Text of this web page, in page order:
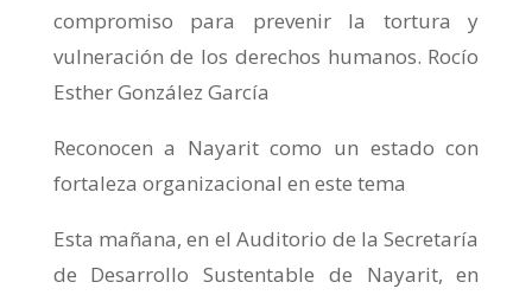
compromiso para prevenir la tortura y
vulneración de los derechos humanos. Rocío
Esther González García
Reconocen a Nayarit como un estado con
fortaleza organizacional en este tema
Esta mañana, en el Auditorio de la Secretaría
de Desarrollo Sustentable de Nayarit, en